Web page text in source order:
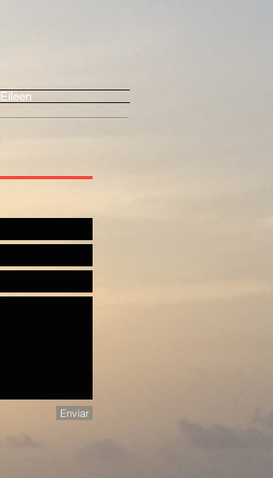
Eileen
Enviar